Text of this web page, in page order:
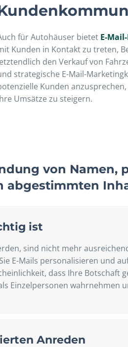
für Autohäuser bietet E-
Kunden in Kontakt zu treten,
den Verkauf von
strategische E-Mail-
Kunden
Umsätze zu steigern.
von Namen,
abgestimmten
ist
sind nicht mehr
E-Mails personalisieren und
dass Ihre Botschaft
Einzelpersonen wahrnehmen
Anreden